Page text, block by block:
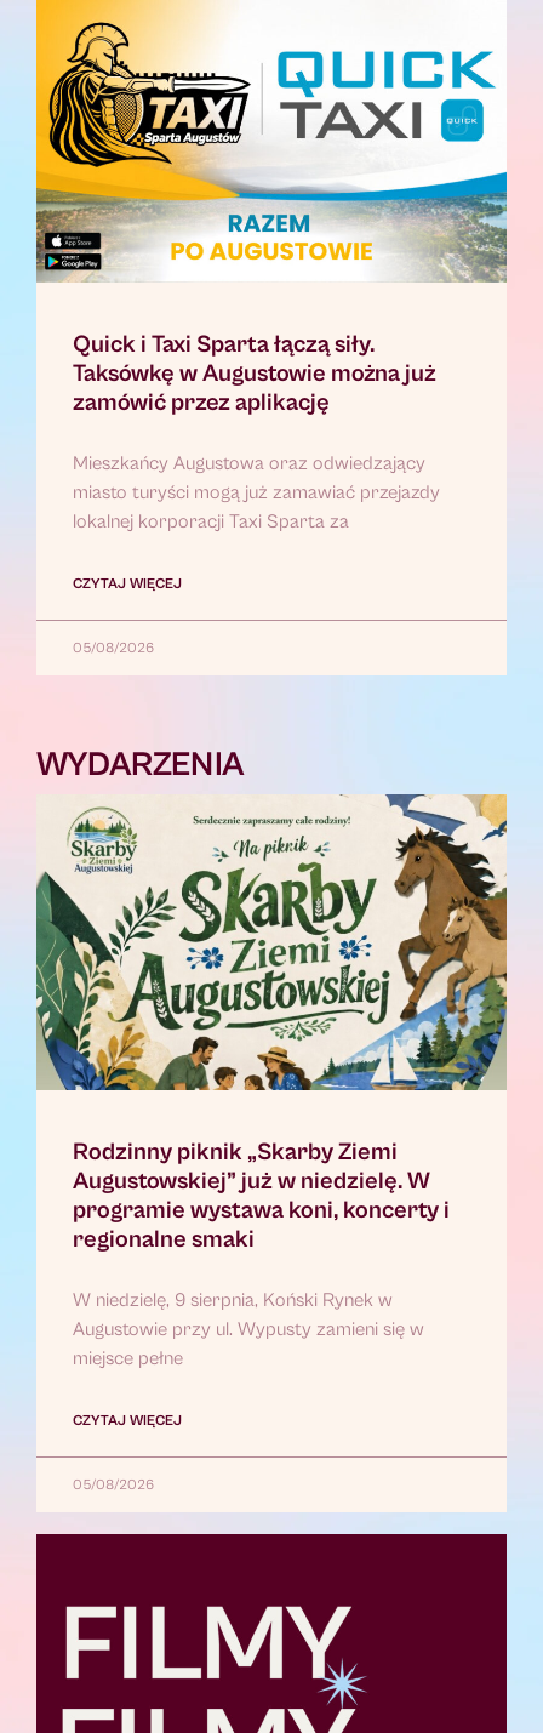
Quick i Taxi Sparta łączą siły.
Taksówkę w Augustowie można już
zamówić przez aplikację
Mieszkańcy Augustowa oraz odwiedzający
miasto turyści mogą już zamawiać przejazdy
lokalnej korporacji Taxi Sparta za
CZYTAJ WIĘCEJ
05/08/2026
WYDARZENIA
Rodzinny piknik „Skarby Ziemi
Augustowskiej” już w niedzielę. W
programie wystawa koni, koncerty i
regionalne smaki
W niedzielę, 9 sierpnia, Koński Rynek w
Augustowie przy ul. Wypusty zamieni się w
miejsce pełne
CZYTAJ WIĘCEJ
05/08/2026